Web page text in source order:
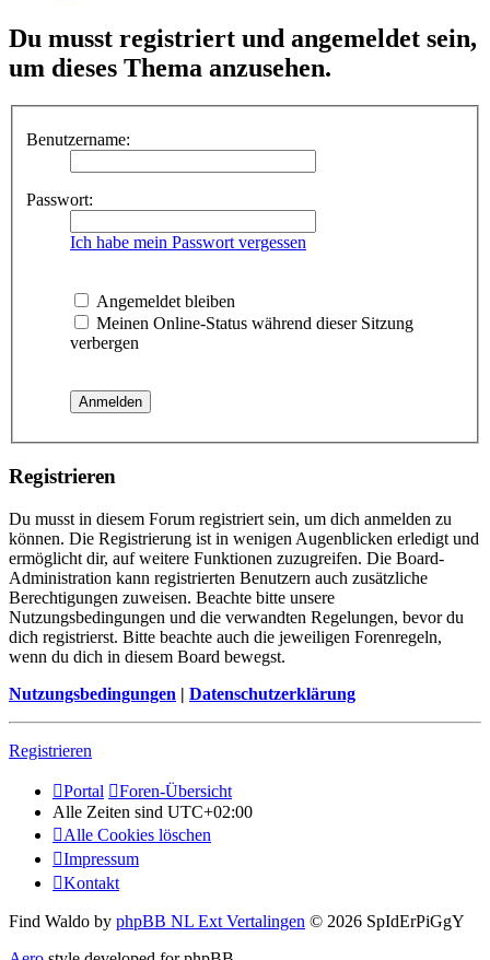
Du musst registriert und angemeldet sein,
um dieses Thema anzusehen.
Benutzername:
Passwort:
Ich habe mein Passwort vergessen
Angemeldet bleiben
Meinen Online-Status während dieser Sitzung
verbergen
Registrieren
Du musst in diesem Forum registriert sein, um dich anmelden zu
können. Die Registrierung ist in wenigen Augenblicken erledigt und
ermöglicht dir, auf weitere Funktionen zuzugreifen. Die Board-
Administration kann registrierten Benutzern auch zusätzliche
Berechtigungen zuweisen. Beachte bitte unsere
Nutzungsbedingungen und die verwandten Regelungen, bevor du
dich registrierst. Bitte beachte auch die jeweiligen Forenregeln,
wenn du dich in diesem Board bewegst.
Nutzungsbedingungen | Datenschutzerklärung
Registrieren
Portal
Foren-Übersicht
Alle Zeiten sind UTC+02:00
Alle Cookies löschen
Impressum
Kontakt
Find Waldo by phpBB NL Ext Vertalingen © 2026 SpIdErPiGgY